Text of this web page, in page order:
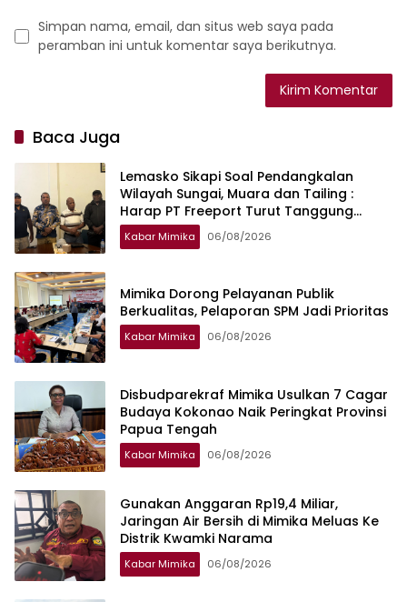
Simpan nama, email, dan situs web saya pada
peramban ini untuk komentar saya berikutnya.
Baca Juga
Lemasko Sikapi Soal Pendangkalan
Wilayah Sungai, Muara dan Tailing :
Harap PT Freeport Turut Tanggung
Jawab Selesaikan Masalah Akses
Masyarakat
Kabar Mimika 06/08/2026
Mimika Dorong Pelayanan Publik
Berkualitas, Pelaporan SPM Jadi Prioritas
Kabar Mimika 06/08/2026
Disbudparekraf Mimika Usulkan 7 Cagar
Budaya Kokonao Naik Peringkat Provinsi
Papua Tengah
Kabar Mimika 06/08/2026
Gunakan Anggaran Rp19,4 Miliar,
Jaringan Air Bersih di Mimika Meluas Ke
Distrik Kwamki Narama
Kabar Mimika 06/08/2026